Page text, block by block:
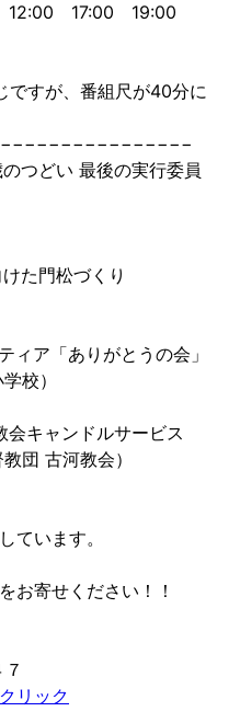
12:00 17:00 19:00
ですが、番組尺が40分に
つどい 最後の実行委員
た門松づくり
ア「ありがとうの会」
校）
キャンドルサービス
団 古河教会）
ています。
お寄せください！！
リック